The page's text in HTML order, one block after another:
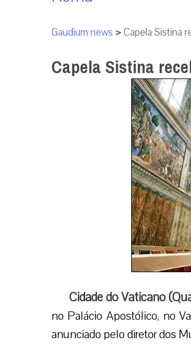
Gaudium news >Capela Sistina
Capela Sistina
Cidade do Vaticano
no Palácio Apostólico, no
anunciado pelo diretor dos